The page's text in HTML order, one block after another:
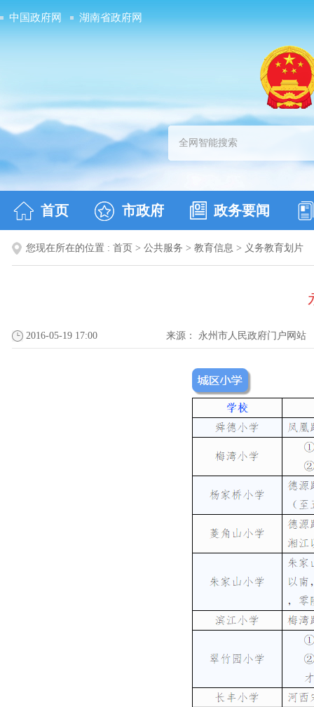
中国政府网 湖南省政府网
首页 市政府 政务要闻
您现在所在的位置 : 首页 > 公共服务 > 教育信息 > 义务教育划片
2016-05-19 17:00 来源： 永州市人民政府门户网站